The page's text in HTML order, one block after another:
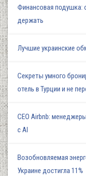
Финансовая подушка:
держать
Лучшие украинские
Секреты умного
отель в Турции и не
СЕО Airbnb:
с AI
Возобновляемая
Украине достигла 11%